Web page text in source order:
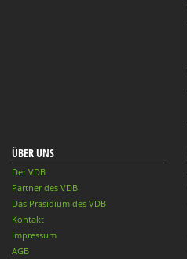
ÜBER UNS
Der VDB
Partner des VDB
Das Präsidium des VDB
Kontakt
Impressum
AGB